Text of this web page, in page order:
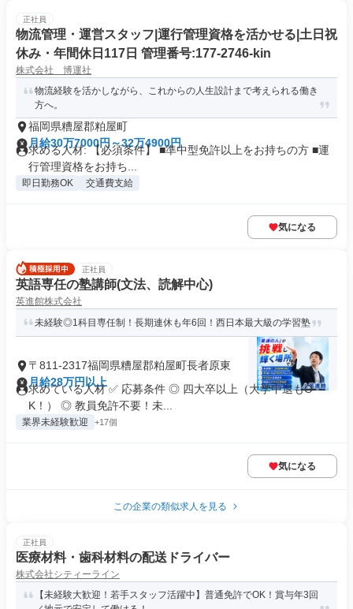
正社員
物流管理・運営スタッフ|運行管理資格を活かせる|土日祝
休み・年間休日117日 管理番号:177-2746-kin
株式会社 博運社
物流経験を活かしながら、これからの人生設計まで考えられる働き
方へ。
福岡県糟屋郡粕屋町
月給30万7000円～32万4900円
求める人材: 【必須条件】 ■準中型免許以上をお持ちの方 ■運
行管理資格をお持ち...
即日勤務OK 交通費支給
気になる
正社員
英語専任の塾講師(文法、読解中心)
英進館株式会社
未経験◎1科目専任制！長期連休も年6回！西日本最大級の学習塾
〒811-2317福岡県糟屋郡粕屋町長者原東
月給28万円以上
求めている人材 ✅ 応募条件 ◎ 四大卒以上（大学中退もO
K！） ◎ 教員免許不要！未...
業界未経験歓迎 +17個
気になる
この企業の類似求人を見る
正社員
医療材料・歯科材料の配送ドライバー
​株式会社シティーライン
【未経験大歓迎！若手スタッフ活躍中】普通免許でOK！賞与年3回